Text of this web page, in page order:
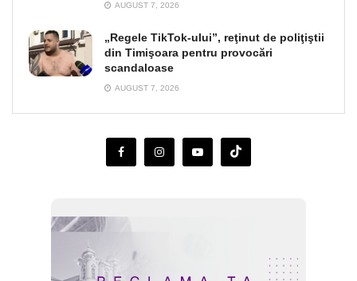
AUGUST 7, 2026
„Regele TikTok-ului”, reţinut de poliţiştii
din Timişoara pentru provocări
scandaloase
AUGUST 7, 2026